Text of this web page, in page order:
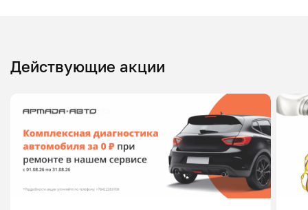
Действующие акции